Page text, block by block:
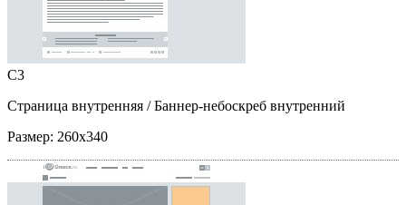
C3
Страница внутренняя / Баннер-небоскреб внутренний
Размер: 260x340